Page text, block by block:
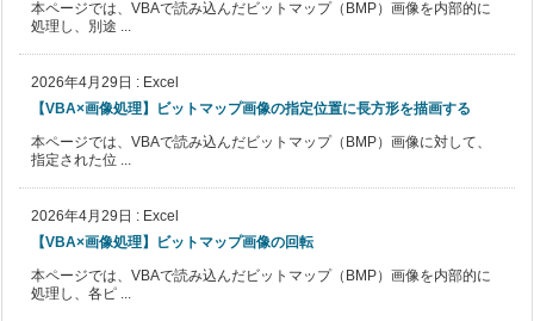
本ページでは、VBAで読み込んだビットマップ（BMP）画像を内部的に
処理し、別途 ...
2026年4月29日 : Excel
【VBA×画像処理】ビットマップ画像の指定位置に長方形を描画する
本ページでは、VBAで読み込んだビットマップ（BMP）画像に対して、
指定された位 ...
2026年4月29日 : Excel
【VBA×画像処理】ビットマップ画像の回転
本ページでは、VBAで読み込んだビットマップ（BMP）画像を内部的に
処理し、各ピ ...